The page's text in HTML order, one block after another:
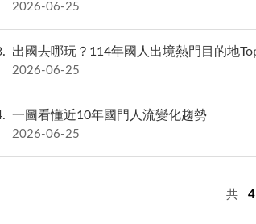
2026-06-25
出國去哪玩？114年國人出境熱門目的地
2026-06-25
一圖看懂近10年國門人流變化趨勢
2026-06-25
共 4